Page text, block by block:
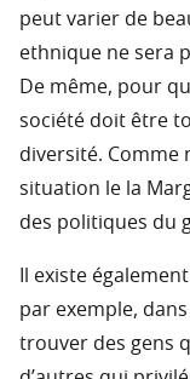
peut varier de
ethnique ne sera
De même, pour
société doit être
diversité. Comme
situation le la
des politiques du
Il existe
par exemple,
trouver des gens